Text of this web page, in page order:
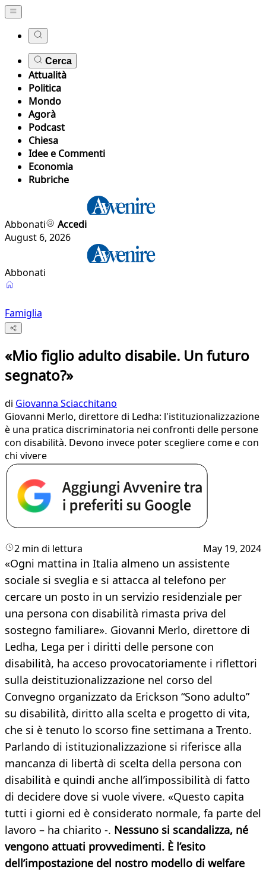
Cerca
Attualità
Politica
Mondo
Agorà
Podcast
Chiesa
Idee e Commenti
Economia
Rubriche
Abbonati
Accedi
August 6, 2026
Abbonati
Famiglia
«Mio figlio adulto disabile. Un futuro
segnato?»
di Giovanna Sciacchitano
Giovanni Merlo, direttore di Ledha: l'istituzionalizzazione
è una pratica discriminatoria nei confronti delle persone
con disabilità. Devono invece poter scegliere come e con
chi vivere
2 min di lettura May 19, 2024
«Ogni mattina in Italia almeno un assistente
sociale si sveglia e si attacca al telefono per
cercare un posto in un servizio residenziale per
una persona con disabilità rimasta priva del
sostegno familiare». Giovanni Merlo, direttore di
Ledha, Lega per i diritti delle persone con
disabilità, ha acceso provocatoriamente i riflettori
sulla deistituzionalizzazione nel corso del
Convegno organizzato da Erickson “Sono adulto”
su disabilità, diritto alla scelta e progetto di vita,
che si è tenuto lo scorso fine settimana a Trento.
Parlando di istituzionalizzazione si riferisce alla
mancanza di libertà di scelta della persona con
disabilità e quindi anche all’impossibilità di fatto
di decidere dove si vuole vivere. «Questo capita
tutti i giorni ed è considerato normale, fa parte del
lavoro – ha chiarito -. Nessuno si scandalizza, né
vengono attuati provvedimenti. È l’esito
dell’impostazione del nostro modello di welfare